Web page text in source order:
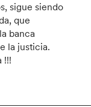
sigue siendo
que
banca
la justicia.
!!!